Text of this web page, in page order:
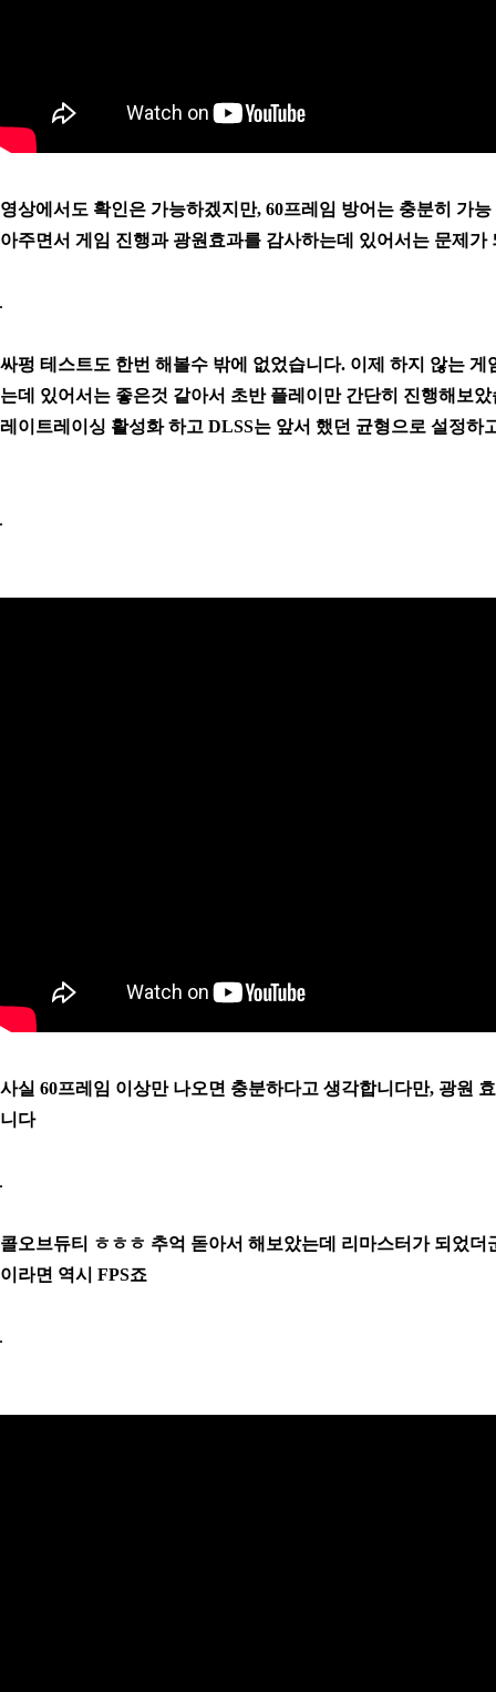
영상에서도 확인은 가능하겠지만, 60프레임 방어는 충분히 가
아주면서 게임 진행과 광원효과를 감사하는데 있어서는 문제가
싸펑 테스트도 한번 해볼수 밖에 없었습니다. 이제 하지 않는
는데 있어서는 좋은것 같아서 초반 플레이만 간단히 진행해보았
레이트레이싱 활성화 하고 DLSS는 앞서 했던 균형으로 설정하
사실 60프레임 이상만 나오면 충분하다고 생각합니다만, 광원
니다
콜오브듀티 ㅎㅎㅎ 추억 돋아서 해보았는데 리마스터가 되었더
이라면 역시 FPS죠